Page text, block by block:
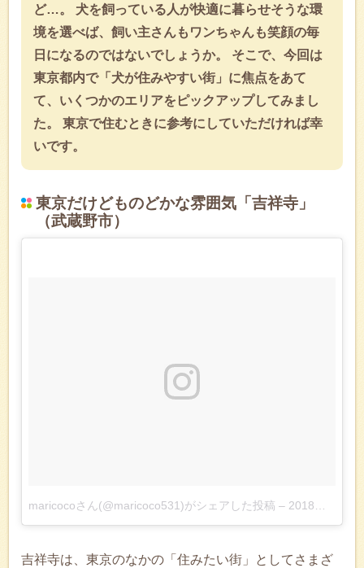
ど…。 犬を飼っている人が快適に暮らせそうな環
境を選べば、飼い主さんもワンちゃんも笑顔の毎
日になるのではないでしょうか。 そこで、今回は
東京都内で「犬が住みやすい街」に焦点をあて
て、いくつかのエリアをピックアップしてみまし
た。 東京で住むときに参考にしていただければ幸
いです。
東京だけどものどかな雰囲気「吉祥寺」
（武蔵野市）
maricocoさん(@maricoco531)がシェアした投稿 – 2018年 5月月19日午後6時26分PDT
吉祥寺は、東京のなかの「住みたい街」としてさまざ